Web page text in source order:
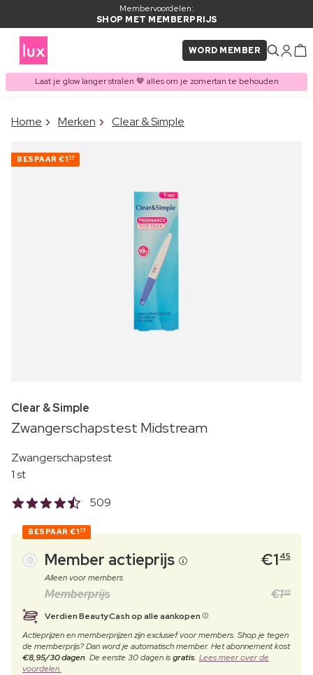
Membervoordelen:
SHOP MET MEMBERPRIJS
WORD MEMBER
Laat je glow langer stralen 🤎 alles om je zomertan te behouden
ITEM TOEGEVOEGD AAN
Vaak samen gekocht met
Home Merken Clear & Simple
BESPAAR €1 54
Clear & Simple
Zwangerschapstest Midstream
Zwangerschapstest
1 st
509
BESPAAR €1 54
Member actieprijs €1 45
Alleen voor members
Memberprijs €149
Verdien BeautyCash op alle aankopen
Actieprijzen en memberprijzen zijn exclusief voor members. Shop je tegen
de memberprijs? Dan word je automatisch member. Het abonnement kost
€8,95/30 dagen. De eerste 30 dagen isgratis. Lees meer over de
voordelen.